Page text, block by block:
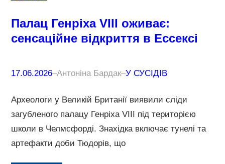
Палац Генріха VIII оживає:
сенсаційне відкриття в Ессексі
17.06.2026–Антоніна Бардак–У СУСІДІВ
Археологи у Великій Британії виявили сліди
загубленого палацу Генріха VIII під територією
школи в Челмсфорді. Знахідка включає тунелі та
артефакти доби Тюдорів, що